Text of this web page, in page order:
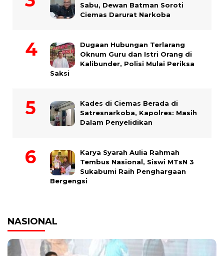
Sabu, Dewan Batman Soroti
Ciemas Darurat Narkoba
Dugaan Hubungan Terlarang
Oknum Guru dan Istri Orang di
Kalibunder, Polisi Mulai Periksa
Saksi
Kades di Ciemas Berada di
Satresnarkoba, Kapolres: Masih
Dalam Penyelidikan
Karya Syarah Aulia Rahmah
Tembus Nasional, Siswi MTsN 3
Sukabumi Raih Penghargaan
Bergengsi
NASIONAL